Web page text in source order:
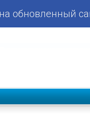
обновленный